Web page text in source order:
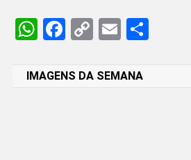
WhatsApp
Facebook
CopyEmailShare
IMAGENS DA SEMANA